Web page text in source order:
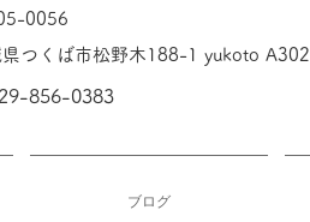
0056​
県つくば市松野木188-1 yukoto A302​
856-0383
ブログ